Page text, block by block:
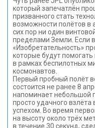
который запечатлён
призванного стать
возможности полётов
сих пор ни один
пределами Земли. Если
«Изобретательность»
которые будут
в рамках беспилотных
космонавтов.
Первый пробный полёт
состоится не ранее 8
напоминает небольшой
просто удачного взлёта
успехом. Во время
на высоту около трёх
в течение 30 секунд,